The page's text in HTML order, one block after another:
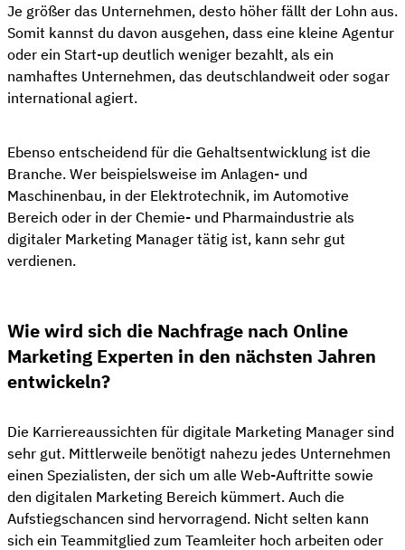
Je größer das Unternehmen, desto höher fällt der Lohn aus.
Somit kannst du davon ausgehen, dass eine kleine Agentur
oder ein Start-up deutlich weniger bezahlt, als ein
namhaftes Unternehmen, das deutschlandweit oder sogar
international agiert.
Ebenso entscheidend für die Gehaltsentwicklung ist die
Branche. Wer beispielsweise im Anlagen- und
Maschinenbau, in der Elektrotechnik, im Automotive
Bereich oder in der Chemie- und Pharmaindustrie als
digitaler Marketing Manager tätig ist, kann sehr gut
verdienen.
Wie wird sich die Nachfrage nach Online
Marketing Experten in den nächsten Jahren
entwickeln?
Die Karriereaussichten für digitale Marketing Manager sind
sehr gut. Mittlerweile benötigt nahezu jedes Unternehmen
einen Spezialisten, der sich um alle Web-Auftritte sowie
den digitalen Marketing Bereich kümmert. Auch die
Aufstiegschancen sind hervorragend. Nicht selten kann
sich ein Teammitglied zum Teamleiter hoch arbeiten oder